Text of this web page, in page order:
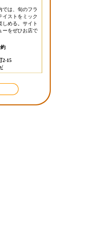
では、旬のフラ
イストをミック
しめる。サイト
ーをぜひお店で
2-15